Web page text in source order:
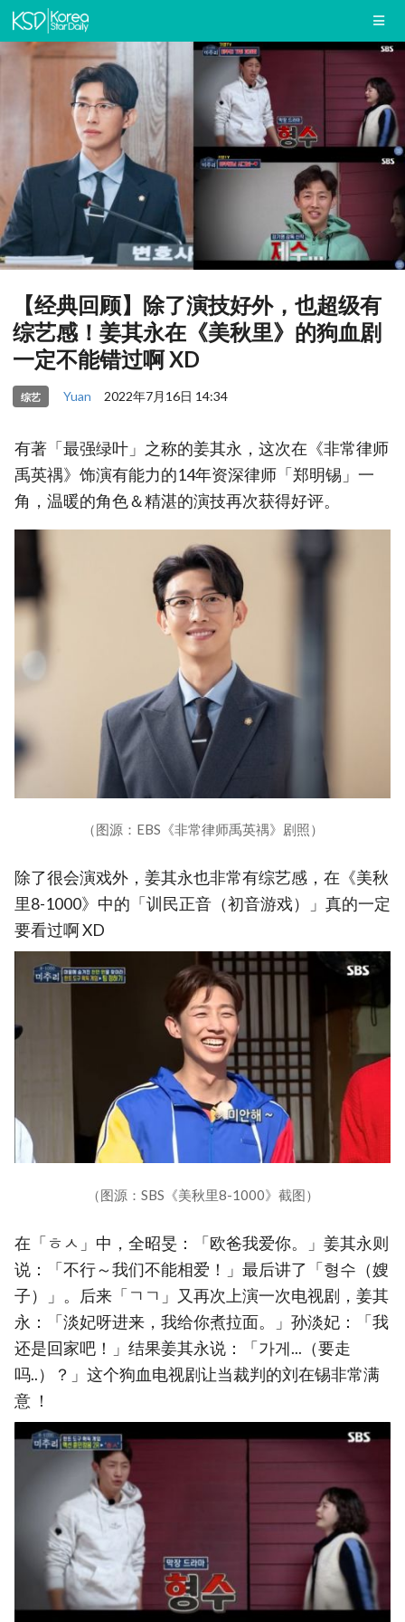
【经典回顾】除了演技好外，也超级有
综艺感！姜其永在《美秋里》的狗血剧
一定不能错过啊 XD
综艺 Yuan 2022年7月16日 14:34
有著「最强绿叶」之称的姜其永，这次在《非常律师
禹英禑》饰演有能力的14年资深律师「郑明锡」一
角，温暖的角色＆精湛的演技再次获得好评。
（图源：EBS《非常律师禹英禑》剧照）
除了很会演戏外，姜其永也非常有综艺感，在《美秋
里8-1000》中的「训民正音（初音游戏）」真的一定
要看过啊 XD
（图源：SBS《美秋里8-1000》截图）
在「ㅎㅅ」中，全昭旻：「欧爸我爱你。」姜其永则
说：「不行～我们不能相爱！」最后讲了「형수（嫂
子）」。后来「ㄱㄱ」又再次上演一次电视剧，姜其
永：「淡妃呀进来，我给你煮拉面。」孙淡妃：「我
还是回家吧！」结果姜其永说：「가게...（要走
吗..）？」这个狗血电视剧让当裁判的刘在锡非常满
意 ！